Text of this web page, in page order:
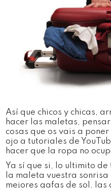
Así que chicos y chicas,
hacer las maletas,
cosas que os vais a
ojo a tutoriales de
hacer que la ropa no
Ya sí que si, lo ultimito
la maleta vuestra
mejores gafas de sol,